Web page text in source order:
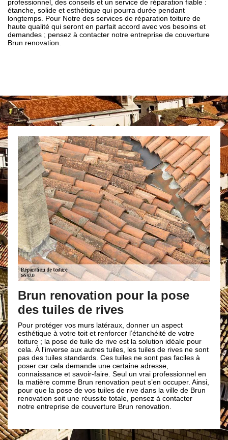
professionnel, des conseils et un service de réparation fiable :
étanche, solide et esthétique qui pourra durée pendant
longtemps. Pour Notre des services de réparation toiture de
haute qualité qui seront en parfait accord avec vos besoins et
demandes ; pensez à contacter notre entreprise de couverture
Brun renovation.
Brun renovation pour la pose
des tuiles de rives
Pour protéger vos murs latéraux, donner un aspect
esthétique à votre toit et renforcer l’étanchéité de votre
toiture ; la pose de tuile de rive est la solution idéale pour
cela. À l'inverse aux autres tuiles, les tuiles de rives ne sont
pas des tuiles standards. Ces tuiles ne sont pas faciles à
poser car cela demande une certaine adresse,
connaissance et savoir-faire. Seul un vrai professionnel en
la matière comme Brun renovation peut s’en occuper. Ainsi,
pour que la pose de vos tuiles de rive dans la ville de Brun
renovation soit une réussite totale, pensez à contacter
notre entreprise de couverture Brun renovation.